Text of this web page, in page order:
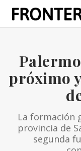
próximo
La formación
provincia de
segunda